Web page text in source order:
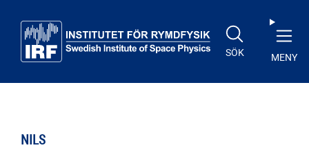
SÖK MENY
NILS